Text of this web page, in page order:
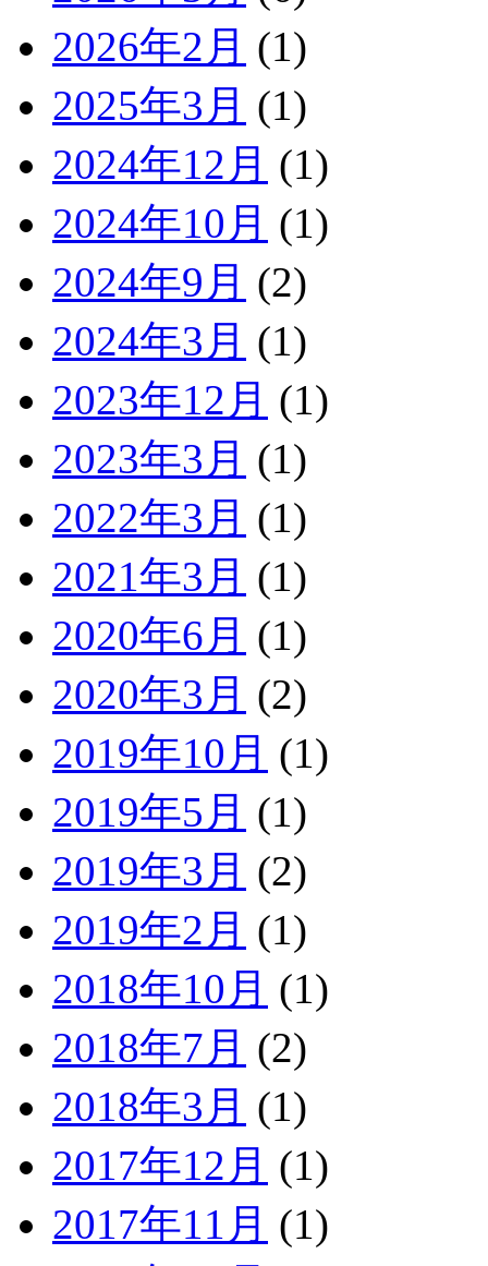
2026年2月 (1)
2025年3月 (1)
2024年12月 (1)
2024年10月 (1)
2024年9月 (2)
2024年3月 (1)
2023年12月 (1)
2023年3月 (1)
2022年3月 (1)
2021年3月 (1)
2020年6月 (1)
2020年3月 (2)
2019年10月 (1)
2019年5月 (1)
2019年3月 (2)
2019年2月 (1)
2018年10月 (1)
2018年7月 (2)
2018年3月 (1)
2017年12月 (1)
2017年11月 (1)